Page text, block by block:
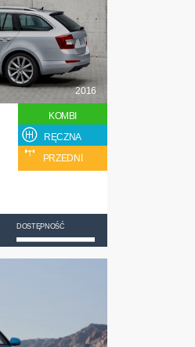
2016
KOMBI
RĘCZNA
PRZEDNI
DOSTĘPNOŚĆ